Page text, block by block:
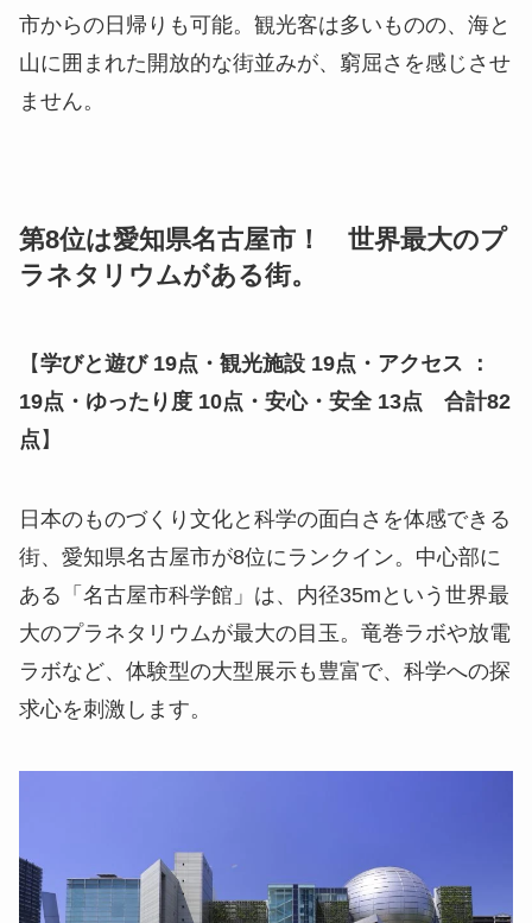
市からの日帰りも可能。観光客は多いものの、海と
山に囲まれた開放的な街並みが、窮屈さを感じさせ
ません。
第8位は愛知県名古屋市！ 世界最大のプ
ラネタリウムがある街。
【学びと遊び 19点・観光施設 19点・アクセス ：
19点・ゆったり度 10点・安心・安全 13点 合計82
点 】
日本のものづくり文化と科学の面白さを体感できる
街、愛知県名古屋市が8位にランクイン。中心部に
ある「名古屋市科学館」は、内径35mという世界最
大のプラネタリウムが最大の目玉。竜巻ラボや放電
ラボなど、体験型の大型展示も豊富で、科学への探
求心を刺激します。